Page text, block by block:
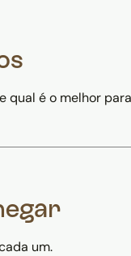
qual é o melhor
um.